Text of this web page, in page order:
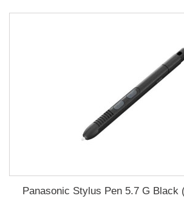
Panasonic Stylus Pen 5.7 G Black